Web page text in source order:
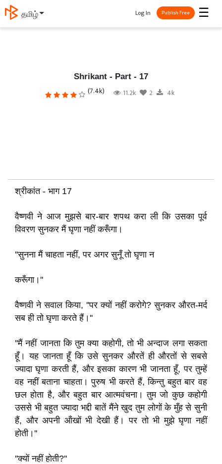
தமிழ் ☰
Log In Publish Free
Shrikant - Part - 17
(7.4k) 11.2k 2 4k
श्रीकांत - भाग 17
वैष्णवी ने आज मुझसे बार-बार शपथ करा ली कि उसका पूर्व
विवरण सुनकर मैं घृणा नहीं करूँगा।
''सुनना मैं चाहता नहीं, पर अगर सुनूँ तो घृणा न
करूँगा।''
वैष्णवी ने सवाल किया, ''पर क्यों नहीं करोगे? सुनकर औरत-मर्द
सब ही तो घृणा करते हैं।''
''मैं नहीं जानता कि तुम क्या कहोगी, तो भी अन्दाज लगा सकता
हूँ। यह जानता हूँ कि उसे सुनकर औरतें ही औरतों से सबसे
ज्यादा घृणा करती हैं, और इसका कारण भी जानता हूँ, पर तुम्हें
वह नहीं बताना चाहता। पुरुष भी करते हैं, किन्तु बहुत बार वह
छल होता है, और बहुत बार आत्मवंचना। तुम जो कुछ कहोगी
उससे भी बहुत ज्यादा भद्दी बातें मैंने खुद तुम लोगों के मुँह से सुनी
हैं, और अपनी ऑंखों भी देखी हैं। पर तो भी मुझे घृणा नहीं
होती।''
''क्यों नहीं होती?''